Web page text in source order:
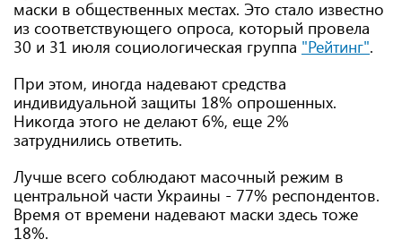
маски в общественных местах. Это стало известно
из соответствующего опроса, который провела
30 и 31 июля социологическая группа "Рейтинг".
При этом, иногда надевают средства
индивидуальной защиты 18% опрошенных.
Никогда этого не делают 6%, еще 2%
затруднились ответить.
Лучше всего соблюдают масочный режим в
центральной части Украины - 77% респондентов.
Время от времени надевают маски здесь тоже
18%.